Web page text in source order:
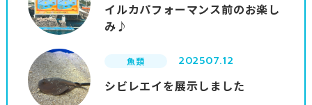
イルカパフォーマンス前のお楽し
み♪
魚類 202507.12
シビレエイを展示しました